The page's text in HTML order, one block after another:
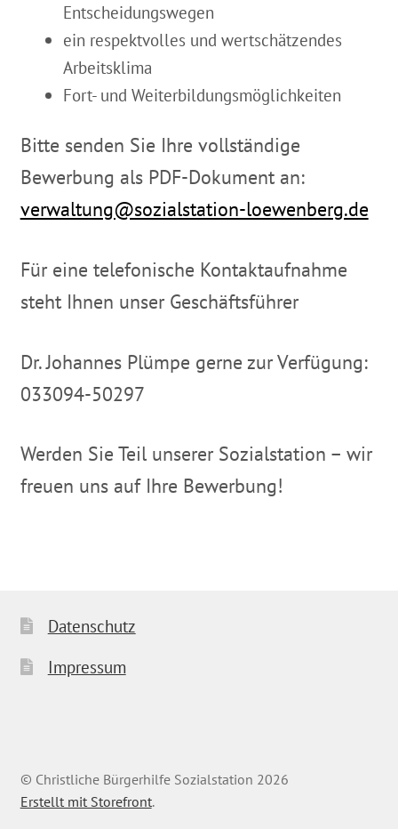
Entscheidungswegen
ein respektvolles und wertschätzendes
Arbeitsklima
Fort- und Weiterbildungsmöglichkeiten
Bitte senden Sie Ihre vollständige
Bewerbung als PDF-Dokument an:
verwaltung@sozialstation-loewenberg.de
Für eine telefonische Kontaktaufnahme
steht Ihnen unser Geschäftsführer
Dr. Johannes Plümpe gerne zur Verfügung:
033094-50297
Werden Sie Teil unserer Sozialstation – wir
freuen uns auf Ihre Bewerbung!
Datenschutz
Impressum
© Christliche Bürgerhilfe Sozialstation 2026
Erstellt mit Storefront.